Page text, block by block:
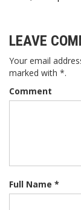
записів
LEAVE
Your email
marked with *.
Comment
Full Name *